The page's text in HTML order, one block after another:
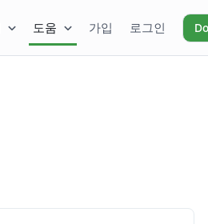
도움 가입 로그인